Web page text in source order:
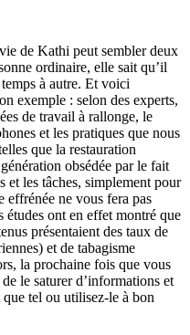
de Kathi peut sembler deux
ordinaire, elle sait qu’il
à autre. Et voici
exemple : selon des experts,
de travail à rallonge, le
et les pratiques que nous
que la restauration
obsédée par le fait
et les tâches, simplement pour
effrénée ne vous fera pas
études ont en effet montré que
présentaient des taux de
et de tabagisme
la prochaine fois que vous
le saturer d’informations et
tel ou utilisez-le à bon